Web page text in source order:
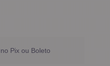
no Pix ou Boleto